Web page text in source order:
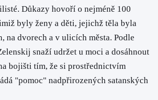
Důkazy hovoří o nejméně 100
byly ženy a děti, jejichž těla byla
na dvorech a v ulicích města. Podle
snaží udržet u moci a dosáhnout
bojišti tím, že si prostřednictvím
"pomoc" nadpřirozených satanských